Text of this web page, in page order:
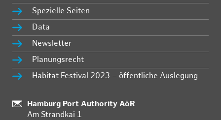
Spezielle Seiten
Data
Newsletter
Planungsrecht
Habitat Festival 2023 – öffentliche Auslegung
Standort:
Hamburg Port Authority AöR
Am Strandkai 1